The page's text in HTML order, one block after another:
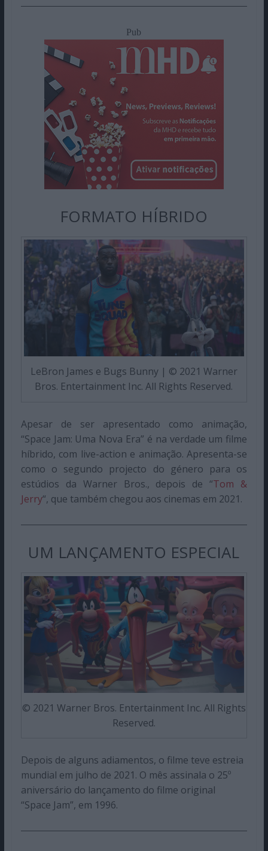
Pub
FORMATO HÍBRIDO
LeBron James e Bugs Bunny | © 2021 Warner
Bros. Entertainment Inc. All Rights Reserved.
Apesar de ser apresentado como animação,
“Space Jam: Uma Nova Era” é na verdade um filme
híbrido, com live-action e animação. Apresenta-se
como o segundo projecto do género para os
estúdios da Warner Bros., depois de “Tom &
Jerry“, que também chegou aos cinemas em 2021.
UM LANÇAMENTO ESPECIAL
© 2021 Warner Bros. Entertainment Inc. All Rights
Reserved.
Depois de alguns adiamentos, o filme teve estreia
mundial em julho de 2021. O mês assinala o 25º
aniversário do lançamento do filme original
“Space Jam”, em 1996.